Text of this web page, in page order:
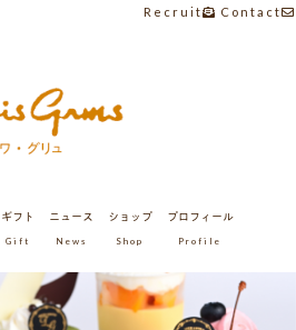
Recruit Contact
ギフト
Gift
ニュース
News
ショップ
Shop
プロフィール
Profile